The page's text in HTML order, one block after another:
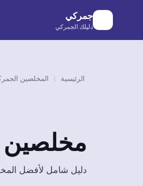
جمركي
دليلك الجمركي
الرئيسية المخلصين
مخلصين
دليل شامل لأفضل